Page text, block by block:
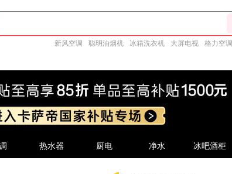
新风空调 聪明油烟机 冰箱洗衣机 大屏电视 格力空调
热水器 厨电 净水 冰吧酒柜